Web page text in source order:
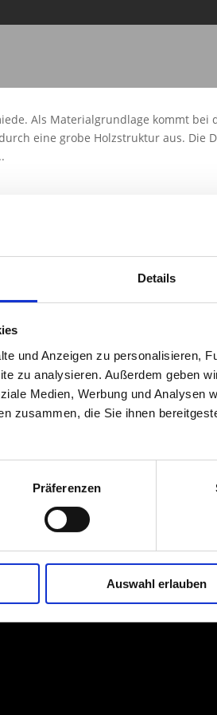
Details
und Anzeigen zu personalisieren,
zu analysieren. Außerdem geben
Medien, Werbung und Analysen
zusammen, die Sie ihnen
Präferenzen
Auswahl erlauben
Als Materialgrundlage kommt bei
eine grobe Holzstruktur aus. Die
DATENSCHUTZ| Ihr Tischler &